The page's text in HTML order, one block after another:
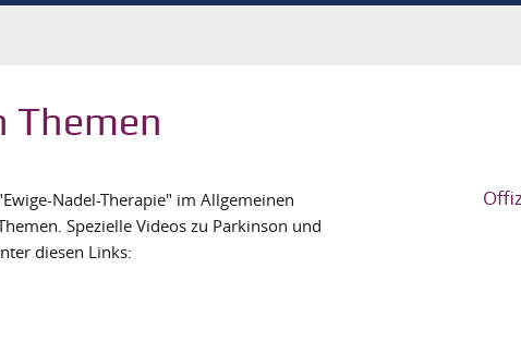
Themen
Nadel-Therapie" im Allgemeinen
Spezielle Videos zu Parkinson und
diesen Links: